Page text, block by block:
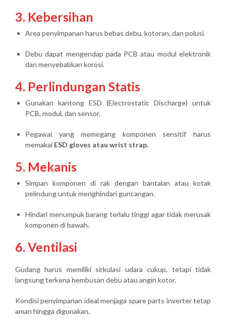
3. Kebersihan
Area penyimpanan harus bebas debu, kotoran, dan polusi.
Debu dapat mengendap pada PCB atau modul elektronik
dan menyebabkan korosi.
4. Perlindungan Statis
Gunakan kantong ESD (Electrostatic Discharge) untuk
PCB, modul, dan sensor.
Pegawai yang memegang komponen sensitif harus
memakai ESD gloves atau wrist strap.
5. Mekanis
Simpan komponen di rak dengan bantalan atau kotak
pelindung untuk menghindari guncangan.
Hindari menumpuk barang terlalu tinggi agar tidak merusak
komponen di bawah.
6. Ventilasi
Gudang harus memiliki sirkulasi udara cukup, tetapi tidak
langsung terkena hembusan debu atau angin kotor.
Kondisi penyimpanan ideal menjaga spare parts invertertetap
aman hingga digunakan.